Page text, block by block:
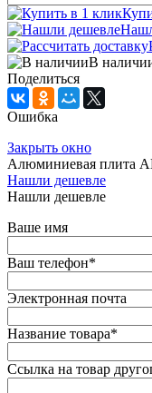
В
Поделиться
Ошибка
Закрыть окно
Алюминиевая плита
Нашли дешевле
Нашли дешевле
Ваше имя
Ваш телефон*
Электронная почта
Название товара*
Ссылка на товар